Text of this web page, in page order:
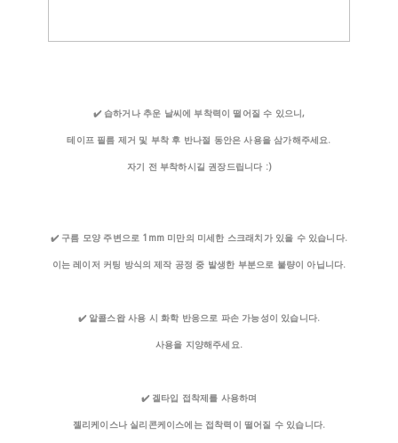
✔️ 습하거나 추운 날씨에 부착력이 떨어질 수 있으니,
테이프 필름 제거 및 부착 후 반나절 동안은 사용을 삼가해주세요.
자기 전 부착하시길 권장드립니다 :)
✔️ 구름 모양 주변으로 1mm 미만의 미세한 스크래치가 있을 수 있습니다.
이는 레이저 커팅 방식의 제작 공정 중 발생한 부분으로 불량이 아닙니다.
✔️ 알콜스왑 사용 시 화학 반응으로 파손 가능성이 있습니다.
사용을 지양해주세요.
✔️ 겔타입 접착제를 사용하며
젤리케이스나 실리콘케이스에는 접착력이 떨어질 수 있습니다.